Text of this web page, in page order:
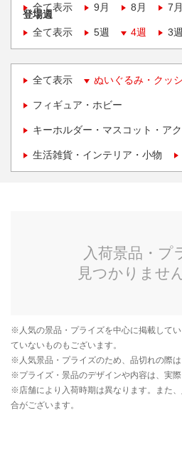
全て表示
9月 8月 7月
登場週
全て表示
5週 4週 3週
全て表示 ぬいぐるみ・クッ
フィギュア・ホビー
キーホルダー・マスコット・ア
生活雑貨・インテリア・小物